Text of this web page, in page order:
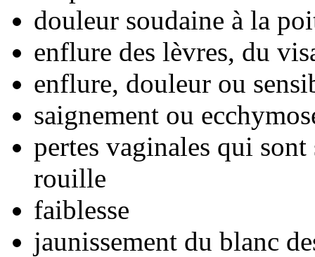
douleur soudaine à la
enflure des lèvres, du
enflure, douleur ou
saignement ou
pertes vaginales qui
rouille
faiblesse
jaunissement du blanc